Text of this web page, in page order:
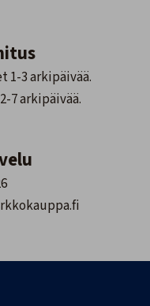
1-3 arkipäivää.
7 arkipäivää.